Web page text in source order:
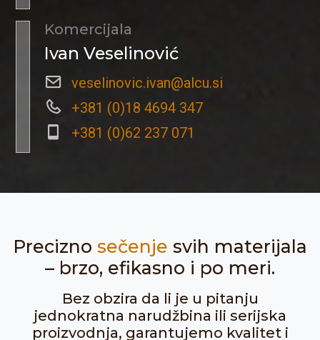
Komercijala
Ivan Veselinović
veselinovic.ivan@alcu.si
+381 (0)18 4694 347
+381 (0)62 237 071
Precizno sečenje svih materijala
– brzo, efikasno i po meri.
Bez obzira da li je u pitanju
jednokratna narudžbina ili serijska
proizvodnja, garantujemo kvalitet i